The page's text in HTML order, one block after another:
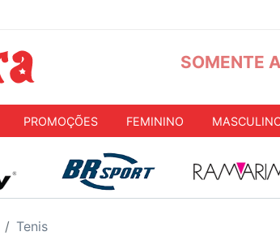
SOMENTE
PROMOÇÕES FEMININO
Tenis